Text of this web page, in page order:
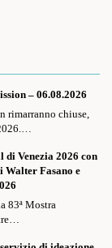
– 06.08.2026
rimarranno chiuse,
di Venezia 2026 con
Walter Fasano e
83ª Mostra